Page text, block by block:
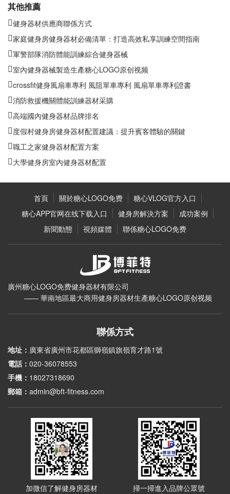
其他推薦
健身器材供應商聯係方式
家庭健身房健身器材必備清單：打造高效私享訓練空間指南
軍警部隊消防體能訓練綜合健身器械
室內健身器械製造生產糖心LOGO原创视频
crossfit健身風扇車專利 風阻單車專利 風扇單車專利證書
消防救援機關體能訓練器材采購
高端國內健身器材品牌排名
度假村健身房健身器材配置建議：提升賓客體驗的關鍵
職工之家健身器材配置方案
大學健身房室內健身器材配置
首頁 關於糖心LOGO免费
糖心VLOG官方入口
糖心APP官网在线下载入口
健身房解決方案
成功案例
新聞動態
視頻媒體 聯係糖心LOGO免费
廣州糖心LOGO免费健身器材有限公司
—— 華南地區最大商用健身房器材生產糖心LOGO原创视频
聯係方式
地址： 廣東省廣州市花都區獅嶺鎮旗嶺育才路1號
電話： 020-36078553
手機： 18027318690
郵箱： admin@bft-fitness.com
加微信了解健身房器材 掃一掃進入品牌公眾號